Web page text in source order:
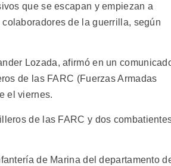
que se escapan y empiezan a
de la guerrilla, según
Lozada, afirmó en un
de las FARC (Fuerzas Armadas
el viernes.
de las FARC y dos
de Marina del departamento